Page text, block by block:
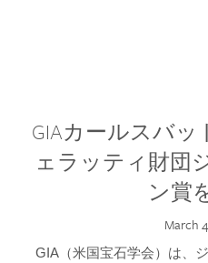
GIAカールスバ
ェラッティ財団
ン賞
March
GIA（米国宝石学会）は、